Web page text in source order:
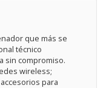
que más se
técnico
sin compromiso.
wireless;
para